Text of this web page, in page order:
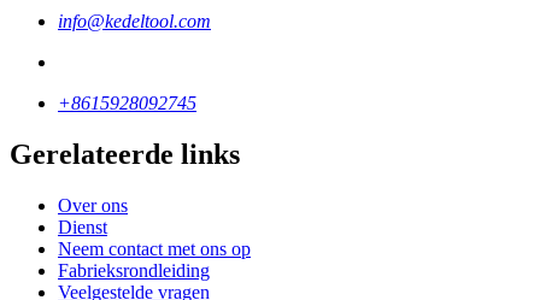
info@kedeltool.com
+8615928092745
Gerelateerde links
Over ons
Dienst
Neem contact met ons op
Fabrieksrondleiding
Veelgestelde vragen